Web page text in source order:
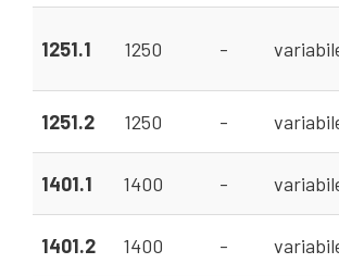
1251.1 1250 -
1251.2 1250 -
1401.1 1400 -
1401.2 1400 -